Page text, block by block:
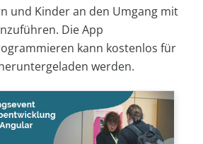
und Kinder an den Umgang mit
Die App
kann kostenlos für
werden.